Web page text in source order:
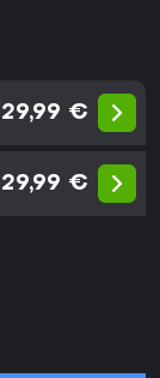
29,99 €
29,99 €